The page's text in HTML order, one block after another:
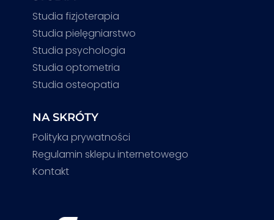
Studia fizjoterapia
Studia pielęgniarstwo
Studia psychologia
Studia optometria
Studia osteopatia
NA SKRÓTY
Polityka prywatności
Regulamin sklepu internetowego
Kontakt